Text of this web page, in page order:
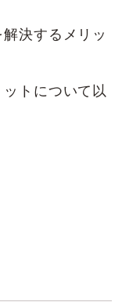
決するメリッ
トについて以